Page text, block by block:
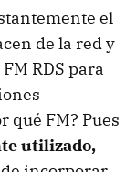
el
de la red y
RDS para
qué FM? Pues
utilizado,